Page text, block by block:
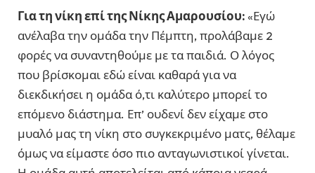
Για τη νίκη επί της Νίκης Αμαρουσίου:«Εγώ
ανέλαβα την ομάδα την Πέμπτη, προλάβαμε 2
φορές να συναντηθούμε με τα παιδιά. Ο λόγος
που βρίσκομαι εδώ είναι καθαρά για να
διεκδικήσει η ομάδα ό,τι καλύτερο μπορεί το
επόμενο διάστημα. Επ’ ουδενί δεν είχαμε στο
μυαλό μας τη νίκη στο συγκεκριμένο ματς, θέλαμε
όμως να είμαστε όσο πιο ανταγωνιστικοί γίνεται.